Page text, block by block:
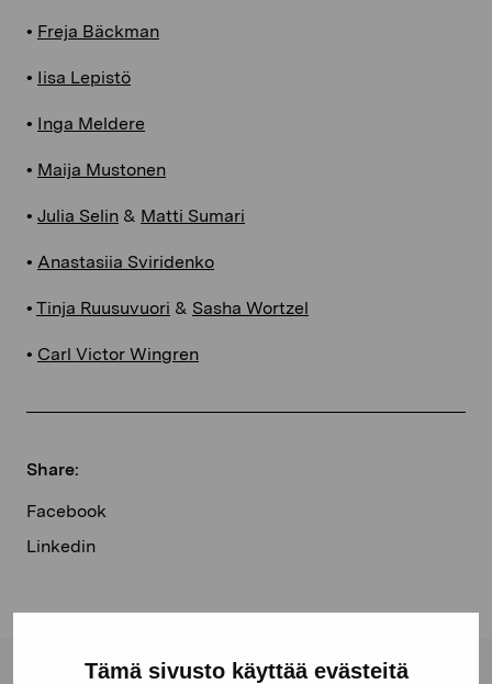
Tämä sivusto käyttää evästeitä
Share:
Facebook
Linkedin
• Freja Bäckman
• Iisa Lepistö
• Inga Meldere
• Maija Mustonen
• Julia Selin & Matti Sumari
• Anastasiia Sviridenko
• Tinja Ruusuvuori & Sasha Wortzel
• Carl Victor Wingren